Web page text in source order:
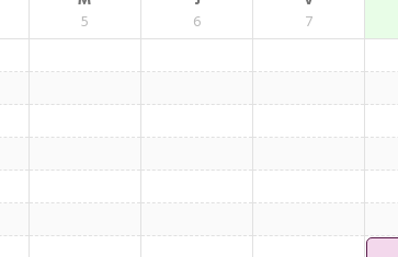
5
6
7